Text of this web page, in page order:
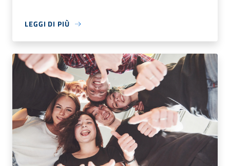
LEGGI DI PIÙ